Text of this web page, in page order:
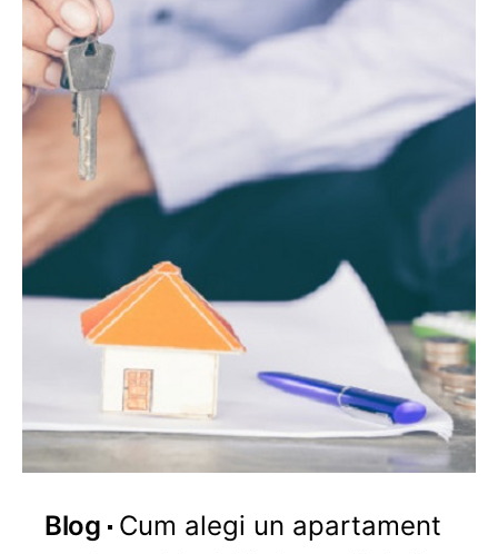
Blog
Cum alegi un apartament